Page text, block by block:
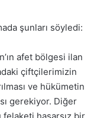
şunları söyledi:
afet bölgesi ilan
çiftçilerimizin
ve hükümetin
gerekiyor. Diğer